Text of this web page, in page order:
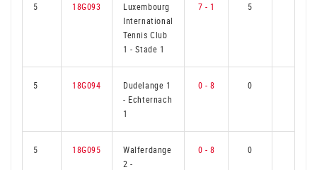
5 18G093
Luxembourg
International
Tennis Club
1-Stade 1
7 - 1 5
5 18G094
Dudelange 1
- Echternach
1
0 - 8 0
5 18G095
Walferdange
2-
0 - 8 0